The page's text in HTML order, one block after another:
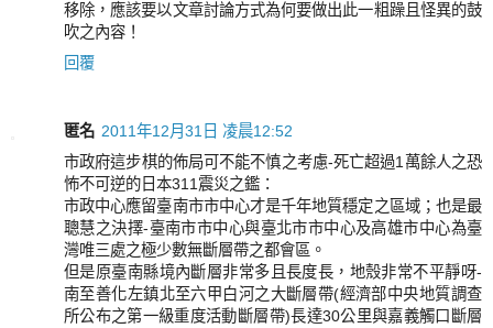
移除，應該要以文章討論方式為何要做出此一粗躁且怪異的鼓
吹之內容！
回覆
匿名 2011年12月31日 凌晨12:52
市政府這步棋的佈局可不能不慎之考慮-死亡超過1萬餘人之恐
怖不可逆的日本311震災之鑑：
市政中心應留臺南市市中心才是千年地質穩定之區域；也是最
聰慧之決擇-臺南市市中心與臺北市市中心及高雄市中心為臺
灣唯三處之極少數無斷層帶之都會區。
但是原臺南縣境內斷層非常多且長度長，地殼非常不平靜呀-
南至善化左鎮北至六甲白河之大斷層帶(經濟部中央地質調查
所公布之第一級重度活動斷層帶)長達30公里與嘉義觸口斷層